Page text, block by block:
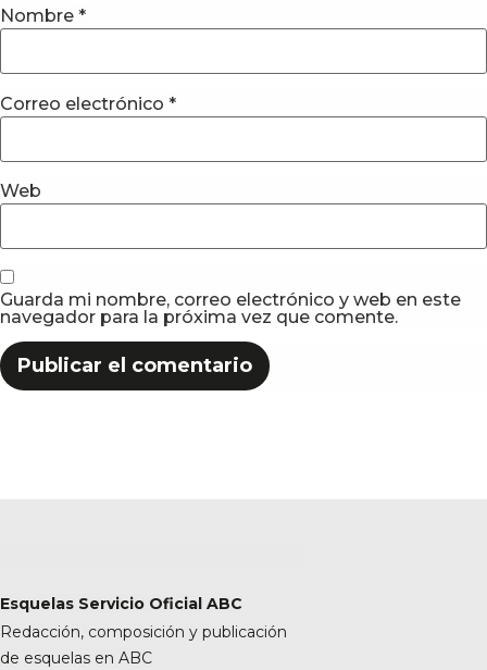
Nombre *
Correo electrónico *
Web
Guarda mi nombre, correo electrónico y web en este
navegador para la próxima vez que comente.
Esquelas Servicio Oficial ABC
Redacción, composición y publicación
de esquelas en ABC